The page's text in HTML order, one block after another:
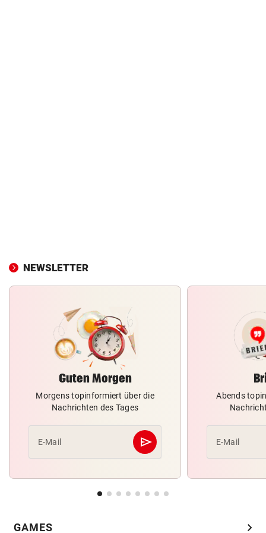
NEWSLETTER
Guten Morgen
Morgens topinformiert über die
Nachrichten des Tages
E-Mail send
Abschicken
Abends
E-Mail
GAMES chevron_right